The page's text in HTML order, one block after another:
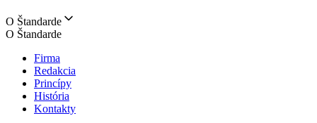
O Štandarde
O Štandarde
Firma
Redakcia
Princípy
História
Kontakty